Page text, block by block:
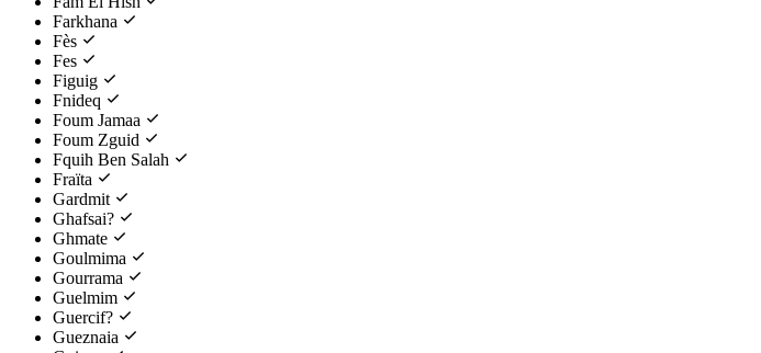
Farkhana
Fès
Fes
Figuig
Fnideq
Foum Jamaa
Foum Zguid
Fquih Ben Salah
Fraïta
Gardmit
Ghafsai?
Ghmate
Goulmima
Gourrama
Guelmim
Guercif?
Gueznaia